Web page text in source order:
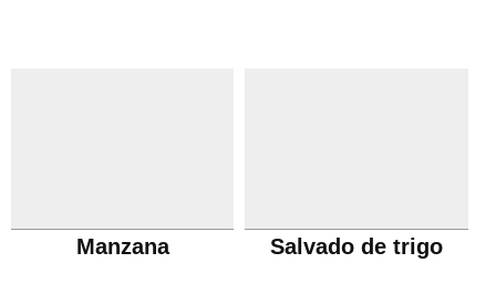
Manzana Salvado de trigo